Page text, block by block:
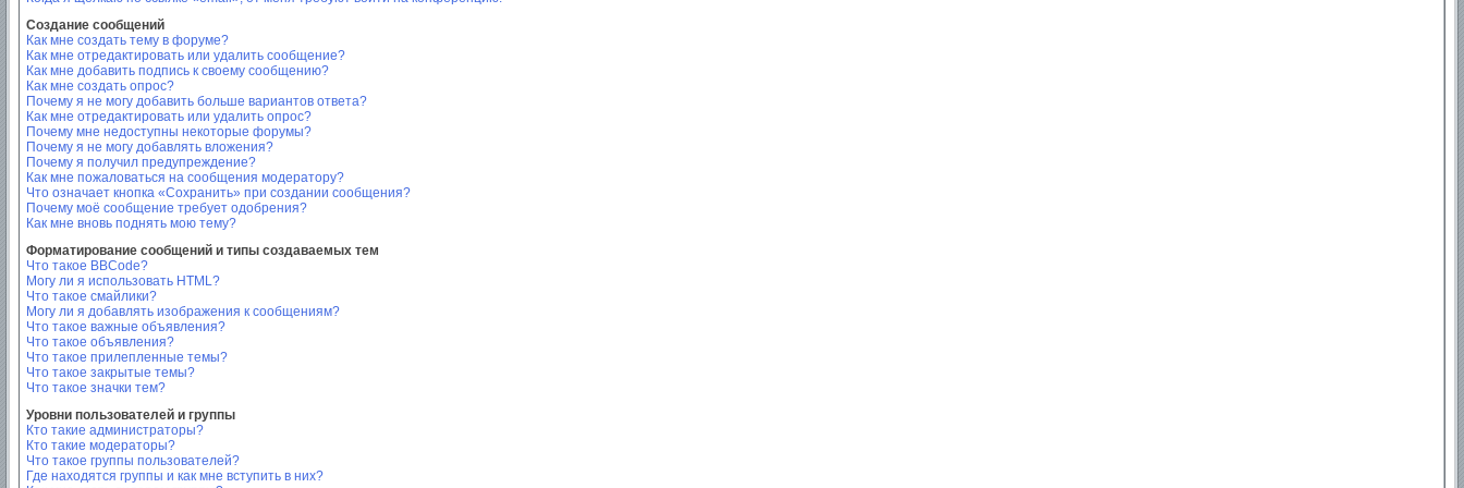
Создание сообщений
Как мне создать тему в форуме?
Как мне отредактировать или удалить сообщение?
Как мне добавить подпись к своему сообщению?
Как мне создать опрос?
Почему я не могу добавить больше вариантов ответа?
Как мне отредактировать или удалить опрос?
Почему мне недоступны некоторые форумы?
Почему я не могу добавлять вложения?
Почему я получил предупреждение?
Как мне пожаловаться на сообщения модератору?
Что означает кнопка «Сохранить» при создании сообщения?
Почему моё сообщение требует одобрения?
Как мне вновь поднять мою тему?
Форматирование сообщений и типы создаваемых тем
Что такое BBCode?
Могу ли я использовать HTML?
Что такое смайлики?
Могу ли я добавлять изображения к сообщениям?
Что такое важные объявления?
Что такое объявления?
Что такое прилепленные темы?
Что такое закрытые темы?
Что такое значки тем?
Уровни пользователей и группы
Кто такие администраторы?
Кто такие модераторы?
Что такое группы пользователей?
Где находятся группы и как мне вступить в них?